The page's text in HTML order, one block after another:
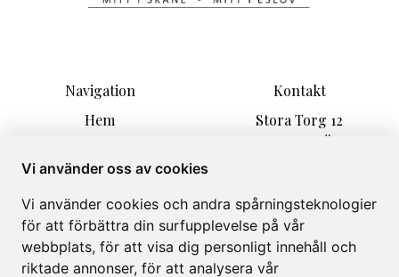
Vi använder oss av cookies
Vi använder cookies och andra spårningsteknologier
för att förbättra din surfupplevelse på vår
webbplats, för att visa dig personligt innehåll och
riktade annonser, för att analysera vår
Navigation
Hem
Paket
Konferensrum
Om
Galleri
Kontakt
Stora Torg 12
24130 ESLÖV